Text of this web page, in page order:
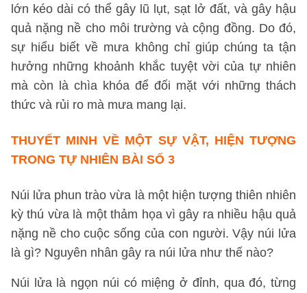
lớn kéo dài có thể gây lũ lụt, sạt lở đất, và gây hậu
quả nặng nề cho môi trường và cộng đồng. Do đó,
sự hiểu biết về mưa không chỉ giúp chúng ta tận
hưởng những khoảnh khắc tuyệt vời của tự nhiên
mà còn là chìa khóa để đối mặt với những thách
thức và rủi ro mà mưa mang lại.
THUYẾT MINH VỀ MỘT SỰ VẬT, HIỆN TƯỢNG
TRONG TỰ NHIÊN BÀI SỐ 3
Núi lửa phun trào vừa là một hiện tượng thiên nhiên
kỳ thú vừa là một thảm họa vì gây ra nhiều hậu quả
nặng nề cho cuộc sống của con người. Vậy núi lửa
là gì? Nguyên nhân gây ra núi lửa như thế nào?
Núi lửa là ngọn núi có miệng ở đỉnh, qua đó, từng